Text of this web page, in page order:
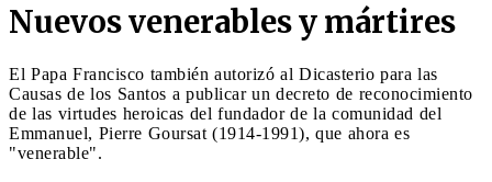
Nuevos venerables y mártires
El Papa Francisco también autorizó al Dicasterio para las
Causas de los Santos a publicar un decreto de reconocimiento
de las virtudes heroicas del fundador de la comunidad del
Emmanuel, Pierre Goursat (1914-1991), que ahora es
"venerable".